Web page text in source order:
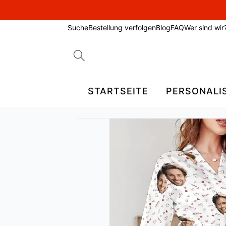
SucheBestellung verfolgenBlogFAQWer sind
STARTSEITE